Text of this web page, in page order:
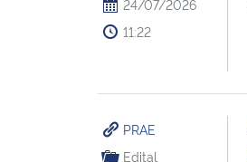
24/07/2026
11:22
PRAE
Edital